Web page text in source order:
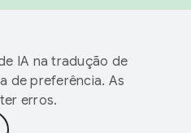
IA na tradução de
de preferência. As
erros.